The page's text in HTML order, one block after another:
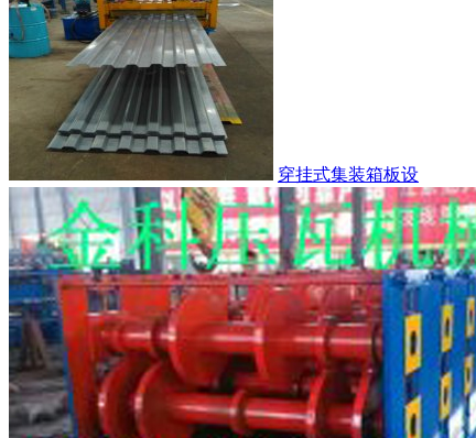
穿挂式集装箱板设